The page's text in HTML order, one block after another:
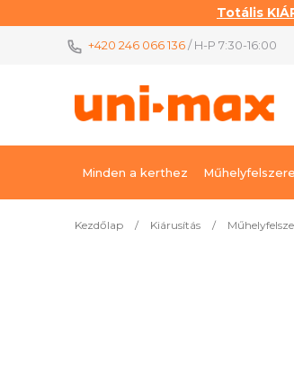
Totális
+420 246 066 136/ H-P 7:30-16:00
Minden a kerthez
Kezdőlap / Kiárusítás /